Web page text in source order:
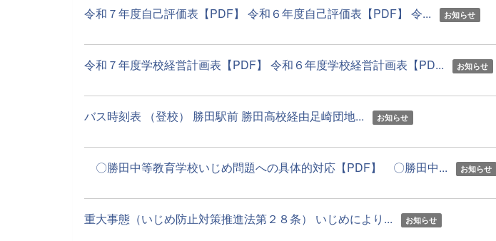
令和７年度自己評価表【PDF】 令和６年度自己評価表【PDF】 令... お知らせ
令和７年度学校経営計画表【PDF】 令和６年度学校経営計画表【PD... お知らせ
バス時刻表 （登校） 勝田駅前 勝田高校経由足崎団地... お知らせ
〇勝田中等教育学校いじめ問題への具体的対応【PDF】 〇勝田中... お知らせ
重大事態（いじめ防止対策推進法第２８条） いじめにより... お知らせ